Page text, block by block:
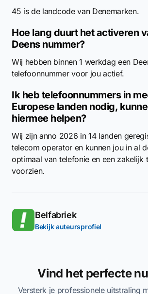
45 is de landcode van Denemarken.
Hoe lang duurt het activeren
Deens nummer?
Wij hebben binnen 1 werkdag een
telefoonnummer voor jou actief.
Ik heb telefoonnummers in
Europese landen nodig,
hiermee helpen?
Wij zijn anno 2026 in 14 landen
telecom operator en kunnen jou in al
optimaal van telefonie en een zakelijk
voorzien.
Belfabriek
Bekijk auteursprofiel
Vind het perfecte
Versterk je professionele uitstraling